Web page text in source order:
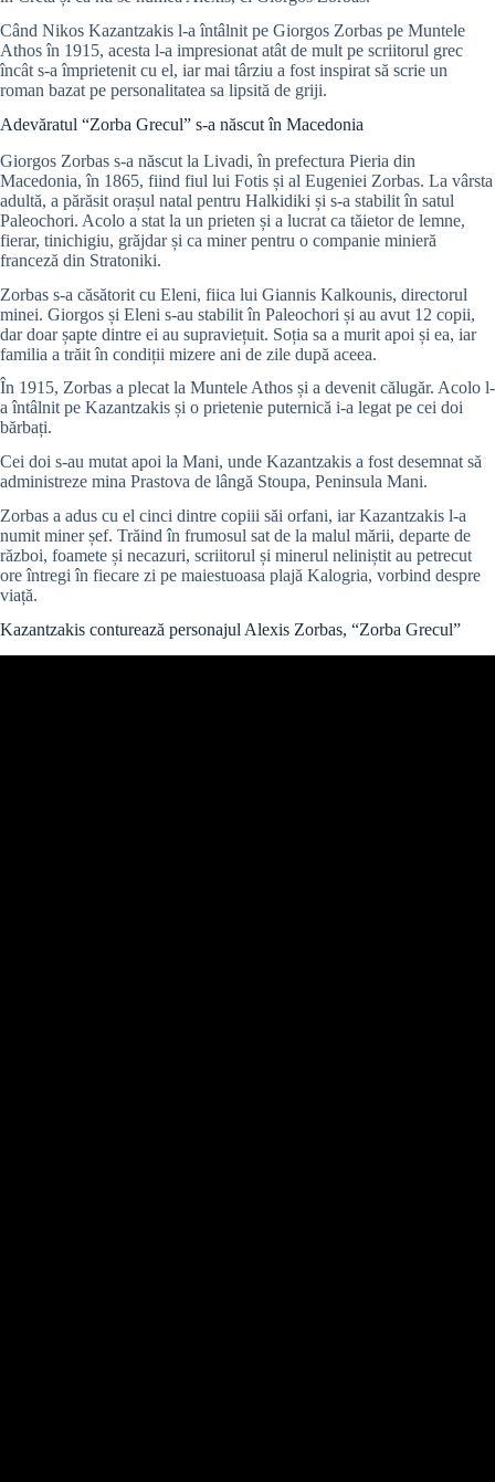
Când Nikos Kazantzakis l-a întâlnit pe Giorgos Zorbas pe Muntele
Athos în 1915, acesta l-a impresionat atât de mult pe scriitorul grec
încât s-a împrietenit cu el, iar mai târziu a fost inspirat să scrie un
roman bazat pe personalitatea sa lipsită de griji.
Adevăratul “Zorba Grecul” s-a născut în Macedonia
Giorgos Zorbas s-a născut la Livadi, în prefectura Pieria din
Macedonia, în 1865, fiind fiul lui Fotis și al Eugeniei Zorbas. La vârsta
adultă, a părăsit orașul natal pentru Halkidiki și s-a stabilit în satul
Paleochori. Acolo a stat la un prieten și a lucrat ca tăietor de lemne,
fierar, tinichigiu, grăjdar și ca miner pentru o companie minieră
franceză din Stratoniki.
Zorbas s-a căsătorit cu Eleni, fiica lui Giannis Kalkounis, directorul
minei. Giorgos și Eleni s-au stabilit în Paleochori și au avut 12 copii,
dar doar șapte dintre ei au supraviețuit. Soția sa a murit apoi și ea, iar
familia a trăit în condiții mizere ani de zile după aceea.
În 1915, Zorbas a plecat la Muntele Athos și a devenit călugăr. Acolo l-
a întâlnit pe Kazantzakis și o prietenie puternică i-a legat pe cei doi
bărbați.
Cei doi s-au mutat apoi la Mani, unde Kazantzakis a fost desemnat să
administreze mina Prastova de lângă Stoupa, Peninsula Mani.
Zorbas a adus cu el cinci dintre copiii săi orfani, iar Kazantzakis l-a
numit miner șef. Trăind în frumosul sat de la malul mării, departe de
război, foamete și necazuri, scriitorul și minerul neliniștit au petrecut
ore întregi în fiecare zi pe maiestuoasa plajă Kalogria, vorbind despre
viață.
Kazantzakis conturează personajul Alexis Zorbas, “Zorba Grecul”